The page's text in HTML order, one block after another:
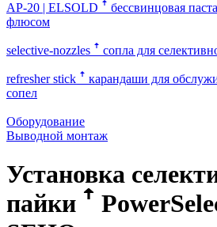
AP-20 | ELSOLD ꜛ бессвинцовая
флюсом
selective-nozzles ꜛ сопла для
refresher stick ꜛ карандаши для
сопел
Оборудование
Выводной монтаж
Установка
пайки ꜛ